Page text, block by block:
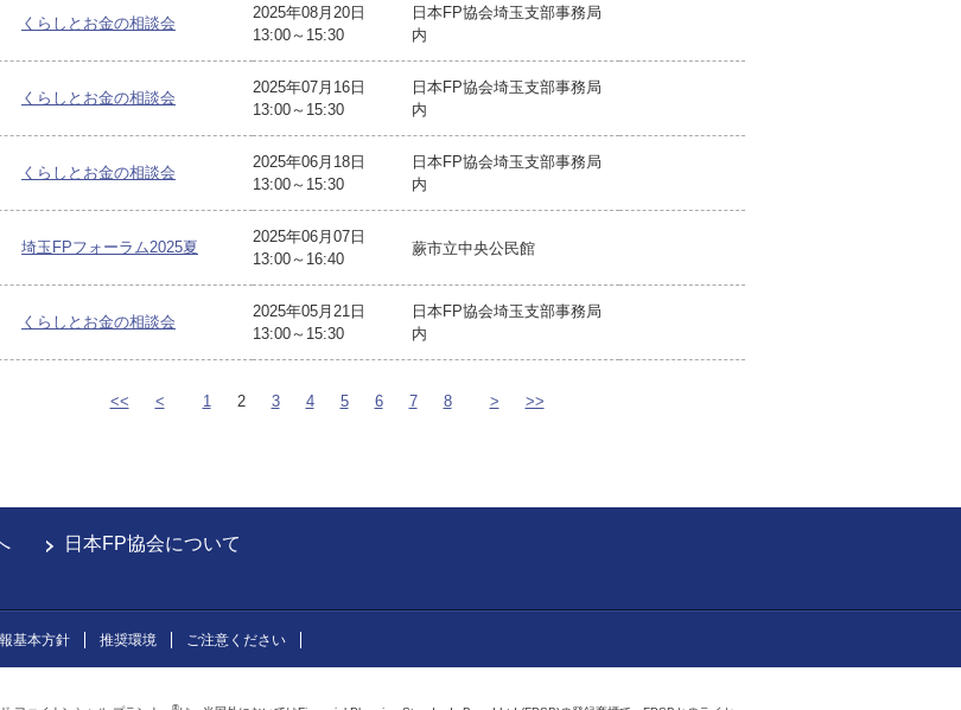
くらしとお金の相談会
2025年08月20日
13:00～15:30
日本FP協会埼玉支部事務局
内
くらしとお金の相談会
2025年07月16日
13:00～15:30
日本FP協会埼玉支部事務局
内
くらしとお金の相談会
2025年06月18日
13:00～15:30
日本FP協会埼玉支部事務局
内
埼玉FPフォーラム2025夏
2025年06月07日
13:00～16:40
蕨市立中央公民館
くらしとお金の相談会
2025年05月21日
13:00～15:30
日本FP協会埼玉支部事務局
内
<< < 1 2 3 4 5 6 7 8 > >>
日本FP協会について
基本方針 推奨環境 ご注意ください
®